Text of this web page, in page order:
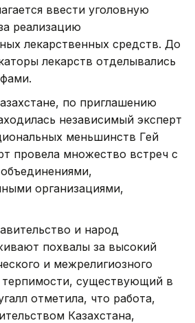
ввести уголовную
реализацию
лекарственных средств. До
лекарств отделывались
по приглашению
независимый эксперт
меньшинств Гей
провела множество встреч с
организациями,
и народ
похвалы за высокий
и межрелигиозного
терпимости, существующий в
отметила, что работа,
Казахстана,